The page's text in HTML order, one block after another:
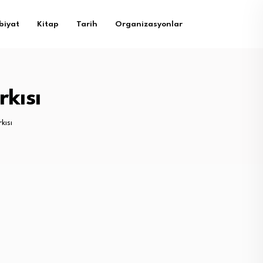
Kitap Tarih Organizasyonlar